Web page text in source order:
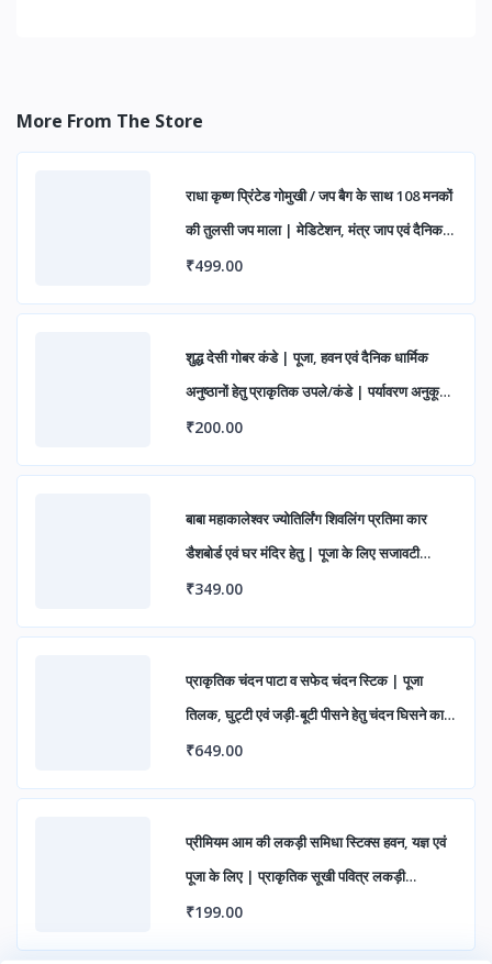
More From The Store
राधा कृष्ण प्रिंटेड गोमुखी / जप बैग के साथ 108 मनकों
की तुलसी जप माला | मेडिटेशन, मंत्र जाप एवं दैनिक
पूजा हेतु (पैक ऑफ 1)
₹499.00
शुद्ध देसी गोबर कंडे | पूजा, हवन एवं दैनिक धार्मिक
अनुष्ठानों हेतु प्राकृतिक उपले/कंडे | पर्यावरण अनुकूल
एवं पारंपरिक उपयोग के लिए उत्तम
₹200.00
बाबा महाकालेश्वर ज्योतिर्लिंग शिवलिंग प्रतिमा कार
डैशबोर्ड एवं घर मंदिर हेतु | पूजा के लिए सजावटी
महाकाल मूर्ति (पैक ऑफ 1)
₹349.00
प्राकृतिक चंदन पाटा व सफेद चंदन स्टिक | पूजा
तिलक, घुट्टी एवं जड़ी-बूटी पीसने हेतु चंदन घिसने का
पत्थर
₹649.00
प्रीमियम आम की लकड़ी समिधा स्टिक्स हवन, यज्ञ एवं
पूजा के लिए | प्राकृतिक सूखी पवित्र लकड़ी
सकारात्मक ऊर्जा हेतु
₹199.00